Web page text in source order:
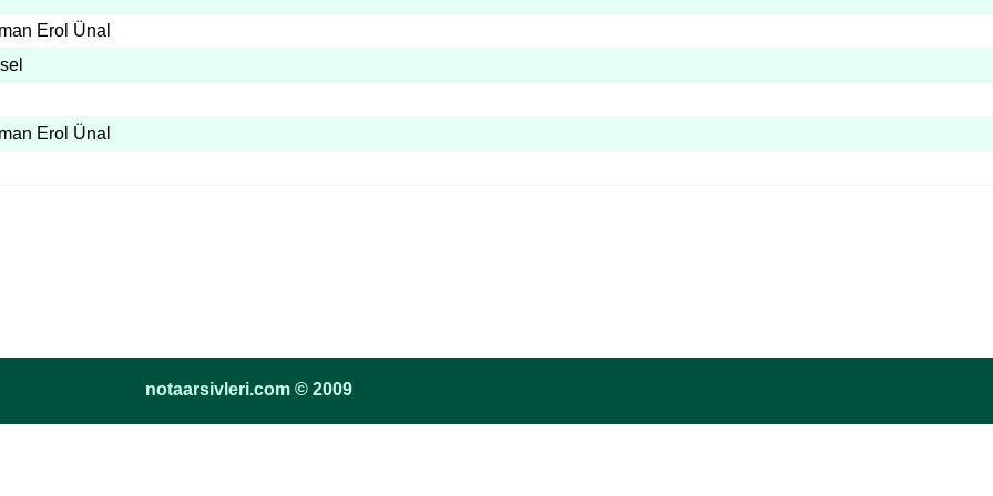
Erol Ünal
Erol Ünal
notaarsivleri.com © 2009